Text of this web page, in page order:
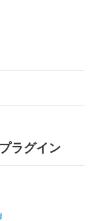
ラグイン